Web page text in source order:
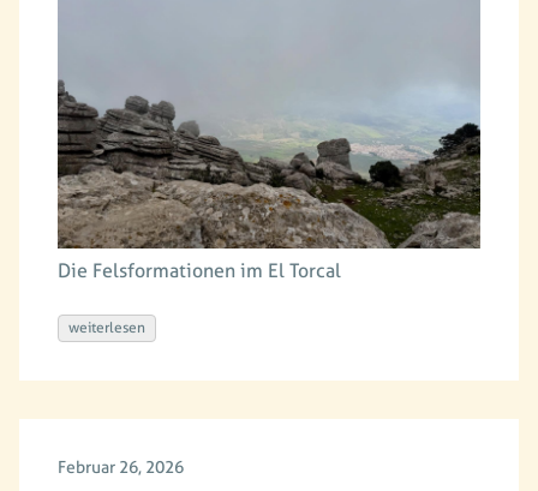
Die Felsformationen im El Torcal
weiterlesen
Februar 26, 2026